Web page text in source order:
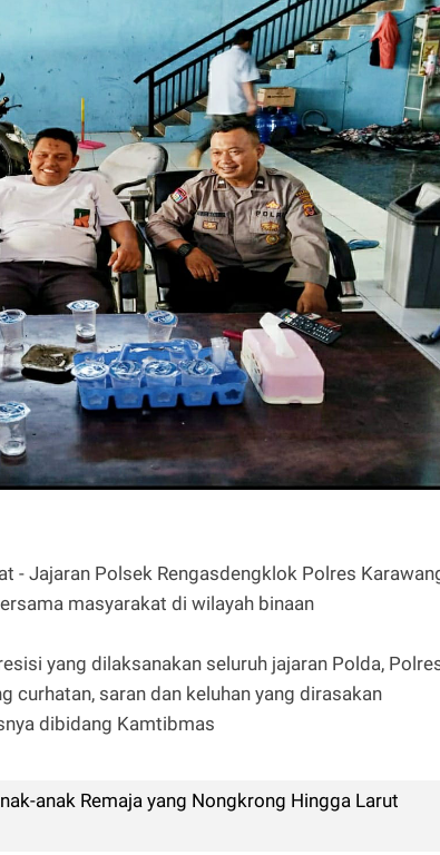
- Jajaran Polsek Rengasdengklok Polres
masyarakat di wilayah binaan
yang dilaksanakan seluruh jajaran Polda,
curhatan, saran dan keluhan yang dirasakan
dibidang Kamtibmas
anak Remaja yang Nongkrong Hingga Larut